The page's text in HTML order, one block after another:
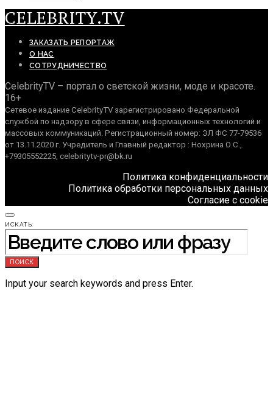
CELEBRITY.TV
ЗАКАЗАТЬ РЕПОРТАЖ
О НАС
СОТРУДНИЧЕСТВО
CelebrityTV – портал о светской жизни, моде и красоте.
16+
Сетевое издание CelebrityTV зарегистрировано Федеральной
службой по надзору в сфере связи, информационных технологий и
массовых коммуникаций. Регистрационный номер: ЭЛ ФС 77-79536
от 13.11.2020 г. Учредитель и Главный редактор : Нохрина О.С.,
+79305552225, celebritytv-pr@bk.ru
Политика конфиденциальности
Политика обработки персональных данных
Согласие с cookie
ИСКАТЬ:
ПОИСК
Input your search keywords and press Enter.